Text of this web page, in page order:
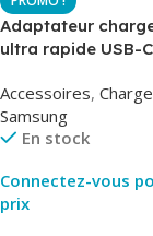
Adaptateur
ultra rapide USB-
TA800
Accessoires,
Samsung
En stock
Connectez-vous
prix